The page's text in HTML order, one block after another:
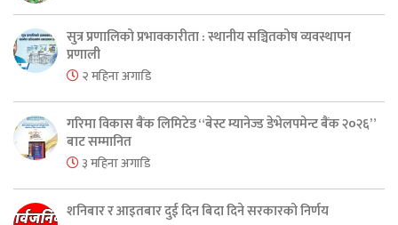
सुत्र प्रणालिको प्रभावकारीता : स्थानीय सञ्चितकोष व्यवस्थापन
प्रणाली
२ महिना अगाडि
गरिमा विकास बैंक लिमिटेड “बेस्ट म्यानेज्ड डेभेलपमेन्ट बैंक २०२६”
बाट सम्मानित
३ महिना अगाडि
शनिबार र आइतबार दुई दिन बिदा दिने सरकारको निर्णय